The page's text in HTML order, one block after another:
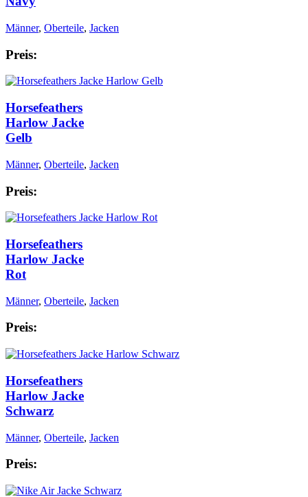
Männer, Oberteile, Jacken
Preis:
Horsefeathers
Harlow Jacke
Gelb
Männer, Oberteile, Jacken
Preis:
Horsefeathers
Harlow Jacke
Rot
Männer, Oberteile, Jacken
Preis:
Horsefeathers
Harlow Jacke
Schwarz
Männer, Oberteile, Jacken
Preis: